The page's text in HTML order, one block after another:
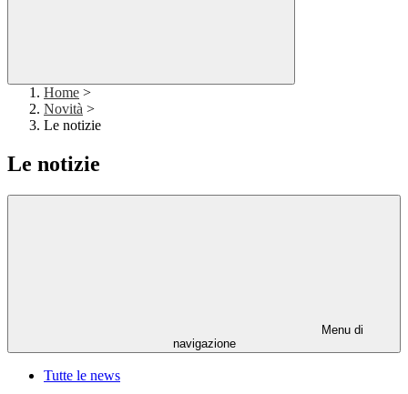
Home >
Novità >
Le notizie
Le notizie
Menu di
navigazione
Tutte le news